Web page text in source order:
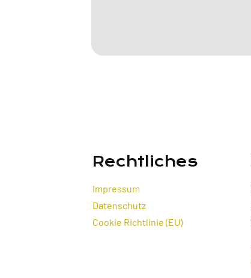
Rechtliches
Impressum
Datenschutz
Cookie Richtlinie (EU)